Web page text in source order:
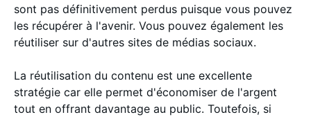
sont pas définitivement perdus puisque vous pouvez
les récupérer à l'avenir. Vous pouvez également les
réutiliser sur d'autres sites de médias sociaux.
La réutilisation du contenu est une excellente
stratégie car elle permet d'économiser de l'argent
tout en offrant davantage au public. Toutefois, si